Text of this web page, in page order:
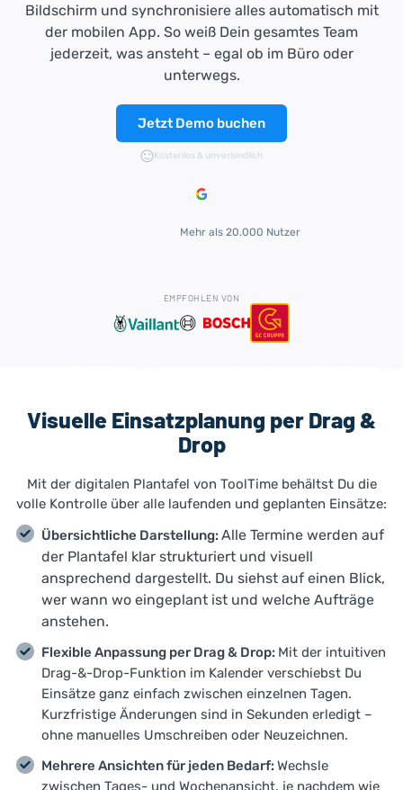
Bildschirm und synchronisiere alles automatisch mit
der mobilen App. So weiß Dein gesamtes Team
jederzeit, was ansteht – egal ob im Büro oder
unterwegs.
Jetzt Demo buchen
Kostenlos & unverbindlich
Mehr als 20.000 Nutzer
EMPFOHLEN VON
Visuelle Einsatzplanung per Drag &
Drop
Mit der digitalen Plantafel von ToolTime behältst Du die
volle Kontrolle über alle laufenden und geplanten Einsätze:
Übersichtliche Darstellung:Alle Termine werden auf
der Plantafel klar strukturiert und visuell
ansprechend dargestellt. Du siehst auf einen Blick,
wer wann wo eingeplant ist und welche Aufträge
anstehen.
Flexible Anpassung per Drag & Drop: Mit der intuitiven
Drag-&-Drop-Funktion im Kalender verschiebst Du
Einsätze ganz einfach zwischen einzelnen Tagen.
Kurzfristige Änderungen sind in Sekunden erledigt –
ohne manuelles Umschreiben oder Neuzeichnen.
Mehrere Ansichten für jeden Bedarf:Wechsle
zwischen Tages- und Wochenansicht, je nachdem wie